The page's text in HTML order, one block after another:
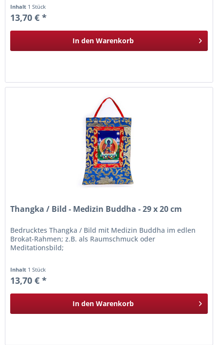
Inhalt 1 Stück
13,70 € *
In den Warenkorb
Thangka / Bild - Medizin Buddha - 29 x 20 cm
Bedrucktes Thangka / Bild mit Medizin Buddha im edlen
Brokat-Rahmen; z.B. als Raumschmuck oder
Meditationsbild;
Inhalt 1 Stück
13,70 € *
In den Warenkorb